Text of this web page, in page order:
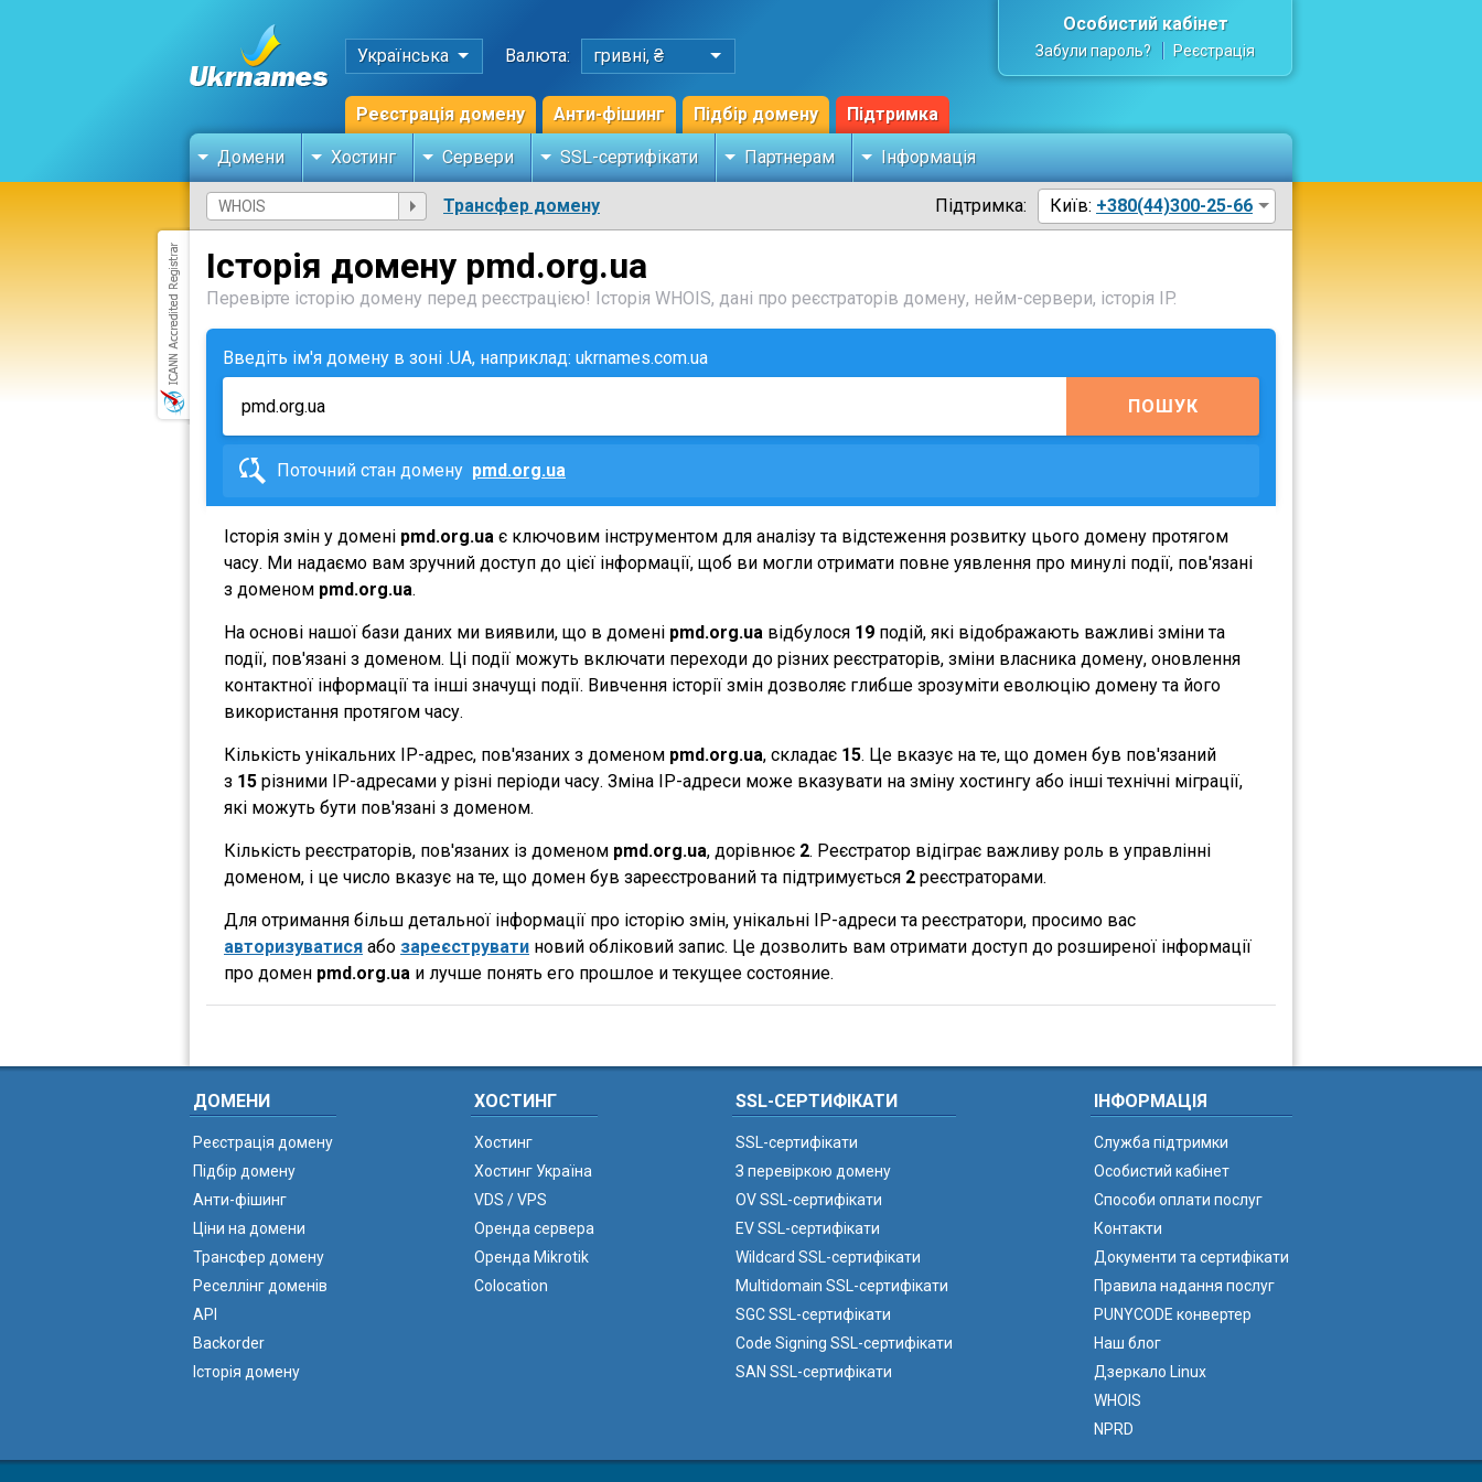
Українська Валюта: гривні, ₴
Реєстрація домену Анти-фішинг Підбір домену Підтримка
Особистий кабінет
Забули пароль? Реєстрація
Домени Хостинг Сервери SSL-сертифікати Партнерам Інформація
Трансфер домену Підтримка: Київ: +380(44)300-25-66
Історія домену pmd.org.ua
Перевірте історію домену перед реєстрацією! Історія WHOIS, дані про реєстраторів домену, нейм-сервери, історія IP.
Введіть ім'я домену в зоні .UA, наприклад: ukrnames.com.ua
ПОШУК
Поточний стан домену pmd.org.ua
Історія змін у домені pmd.org.ua є ключовим інструментом для аналізу та відстеження розвитку цього домену протягом
часу. Ми надаємо вам зручний доступ до цієї інформації, щоб ви могли отримати повне уявлення про минулі події, пов'язані
з доменом pmd.org.ua.
На основі нашої бази даних ми виявили, що в домені pmd.org.ua відбулося 19 подій, які відображають важливі зміни та
події, пов'язані з доменом. Ці події можуть включати переходи до різних реєстраторів, зміни власника домену, оновлення
контактної інформації та інші значущі події. Вивчення історії змін дозволяє глибше зрозуміти еволюцію домену та його
використання протягом часу.
Кількість унікальних IP-адрес, пов'язаних з доменом pmd.org.ua, складає 15. Це вказує на те, що домен був пов'язаний
з 15 різними IP-адресами у різні періоди часу. Зміна IP-адреси може вказувати на зміну хостингу або інші технічні міграції,
які можуть бути пов'язані з доменом.
Кількість реєстраторів, пов'язаних із доменом pmd.org.ua, дорівнює 2. Реєстратор відіграє важливу роль в управлінні
доменом, і це число вказує на те, що домен був зареєстрований та підтримується 2 реєстраторами.
Для отримання більш детальної інформації про історію змін, унікальні IP-адреси та реєстратори, просимо вас
авторизуватися або зареєструвати новий обліковий запис. Це дозволить вам отримати доступ до розширеної інформації
про домен pmd.org.ua и лучше понять его прошлое и текущее состояние.
ДОМЕНИ
Реєстрація домену
Підбір домену
Анти-фішинг
Ціни на домени
Трансфер домену
Реселлінг доменів
API
Backorder
Історія домену
ХОСТИНГ
Хостинг
Хостинг Україна
VDS / VPS
Оренда сервера
Оренда Mikrotik
Colocation
SSL-СЕРТИФІКАТИ
SSL-сертифікати
З перевіркою домену
OV SSL-сертифікати
EV SSL-сертифікати
Wildcard SSL-сертифікати
Multidomain SSL-сертифікати
SGC SSL-сертифікати
Code Signing SSL-сертифікати
SAN SSL-сертифікати
ІНФОРМАЦІЯ
Служба підтримки
Особистий кабінет
Способи оплати послуг
Контакти
Документи та сертифікати
Правила надання послуг
PUNYCODE конвертер
Наш блог
Дзеркало Linux
WHOIS
NPRD